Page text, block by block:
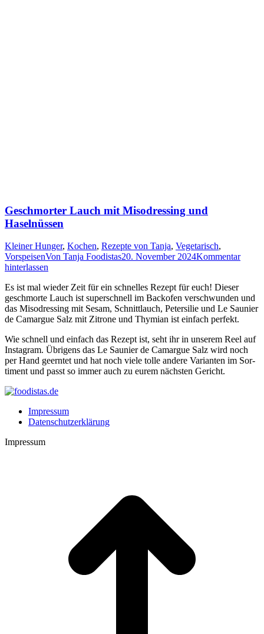
Geschmorter Lauch mit Misodressing und
Haselnüssen
Kleiner Hunger, Kochen, Rezepte von Tanja, Vegetarisch,
VorspeisenVon Tanja Foodistas20. November 2024Kommentar
hinterlassen
Es ist mal wie­der Zeit für ein schnel­les Rezept für euch! Die­ser
geschmor­te Lauch ist super­schnell im Back­ofen ver­schwun­den und
das Miso­dres­sing mit Sesam, Schnitt­lauch, Peter­si­lie und Le Sau­nier
de Cam­ar­gue Salz mit Zitro­ne und Thy­mi­an ist ein­fach perfekt.
Wie schnell und ein­fach das Rezept ist, seht ihr in unse­rem Reel auf
Insta­gram. Übri­gens das Le Sau­nier de Cam­ar­gue Salz wird noch
per Hand geern­tet und hat noch vie­le tol­le ande­re Vari­an­ten im Sor­
ti­ment und passt so immer auch zu eurem nächs­ten Gericht.
Impressum
Datenschutzerklärung
Impressum